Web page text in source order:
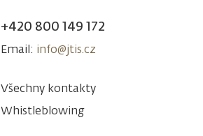
+420 800 149 172
Email: info@jtis.cz
Všechny kontakty
Whistleblowing